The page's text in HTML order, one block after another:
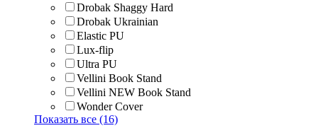
Drobak Shaggy Hard
Drobak Ukrainian
Elastic PU
Lux-flip
Ultra PU
Vellini Book Stand
Vellini NEW Book Stand
Wonder Cover
Показать все (16)